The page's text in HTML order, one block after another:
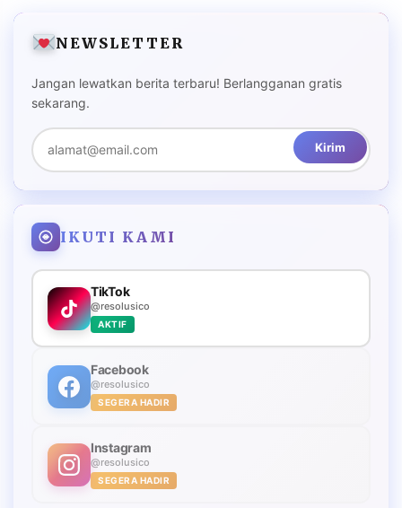
NEWSLETTER
Jangan lewatkan berita terbaru! Berlangganan gratis
sekarang.
Kirim
IKUTI KAMI
TikTok
@resolusico
AKTIF
Facebook
@resolusico
SEGERA HADIR
Instagram
@resolusico
SEGERA HADIR